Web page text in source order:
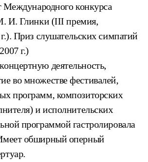
Международного конкурса
И. Глинки (III премия,
Приз слушательских симпатий
г.)
деятельность,
во множестве фестивалей,
программ, композиторских
и исполнительских
программой гастролировала
обширный оперный